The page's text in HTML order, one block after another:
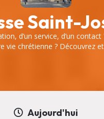
Saint-
d’un service, d’un
vie chrétienne ? Découvrez
Aujourd'hui